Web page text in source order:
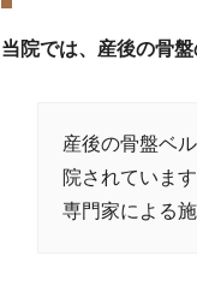
当院では、産後の骨
産後の骨盤ベ
院されています
専門家による